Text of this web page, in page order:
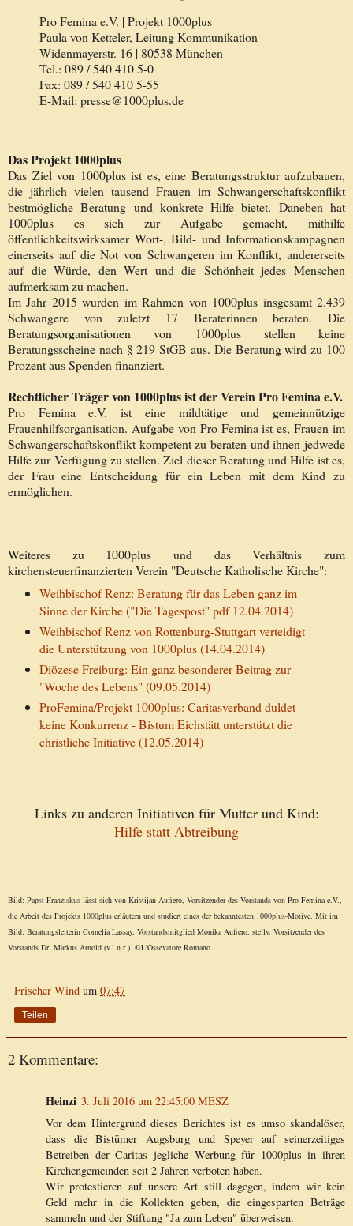
Pro Femina e.V. | Projekt 1000plus
Paula von Ketteler, Leitung Kommunikation
Widenmayerstr. 16 | 80538 München
Tel.: 089 / 540 410 5-0
Fax: 089 / 540 410 5-55
E-Mail: presse@1000plus.de
Das Projekt 1000plus
Das Ziel von 1000plus ist es, eine Beratungsstruktur aufzubauen,
die jährlich vielen tausend Frauen im Schwangerschaftskonflikt
bestmögliche Beratung und konkrete Hilfe bietet. Daneben hat
1000plus es sich zur Aufgabe gemacht, mithilfe
öffentlichkeitswirksamer Wort-, Bild- und Informationskampagnen
einerseits auf die Not von Schwangeren im Konflikt, andererseits
auf die Würde, den Wert und die Schönheit jedes Menschen
aufmerksam zu machen.
Im Jahr 2015 wurden im Rahmen von 1000plus insgesamt 2.439
Schwangere von zuletzt 17 Beraterinnen beraten. Die
Beratungsorganisationen von 1000plus stellen keine
Beratungsscheine nach § 219 StGB aus. Die Beratung wird zu 100
Prozent aus Spenden finanziert.
Rechtlicher Träger von 1000plus ist der Verein Pro Femina e.V.
Pro Femina e.V. ist eine mildtätige und gemeinnützige
Frauenhilfsorganisation. Aufgabe von Pro Femina ist es, Frauen im
Schwangerschaftskonflikt kompetent zu beraten und ihnen jedwede
Hilfe zur Verfügung zu stellen. Ziel dieser Beratung und Hilfe ist es,
der Frau eine Entscheidung für ein Leben mit dem Kind zu
ermöglichen.
Weiteres zu 1000plus und das Verhältnis zum
kirchensteuerfinanzierten Verein "Deutsche Katholische Kirche":
Weihbischof Renz: Beratung für das Leben ganz im
Sinne der Kirche ("Die Tagespost" pdf 12.04.2014)
Weihbischof Renz von Rottenburg-Stuttgart verteidigt
die Unterstützung von 1000plus (14.04.2014)
Diözese Freiburg: Ein ganz besonderer Beitrag zur
"Woche des Lebens" (09.05.2014)
ProFemina/Projekt 1000plus: Caritasverband duldet
keine Konkurrenz - Bistum Eichstätt unterstützt die
christliche Initiative (12.05.2014)
Links zu anderen Initiativen für Mutter und Kind:
Hilfe statt Abtreibung
Bild: Papst Franziskus lässt sich von Kristijan Aufiero, Vorsitzender des Vorstands von Pro Femina e.V.,
die Arbeit des Projekts 1000plus erläutern und studiert eines der bekanntesten 1000plus-Motive. Mit im
Bild: Beratungsleiterin Cornelia Lassay, Vorstandsmitglied Monika Aufiero, stellv. Vorsitzender des
Vorstands Dr. Markus Arnold (v.l.n.r.). ©L'Ossevatore Romano
Frischer Wind um 07:47
Teilen
2 Kommentare:
Heinzi 3. Juli 2016 um 22:45:00 MESZ
Vor dem Hintergrund dieses Berichtes ist es umso skandalöser,
dass die Bistümer Augsburg und Speyer auf seinerzeitiges
Betreiben der Caritas jegliche Werbung für 1000plus in ihren
Kirchengemeinden seit 2 Jahren verboten haben.
Wir protestieren auf unsere Art still dagegen, indem wir kein
Geld mehr in die Kollekten geben, die eingesparten Beträge
sammeln und der Stiftung "Ja zum Leben" überweisen.